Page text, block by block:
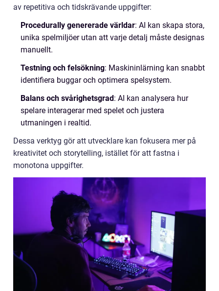
av repetitiva och tidskrävande uppgifter:
Procedurally genererade världar: AI kan skapa stora,
unika spelmiljöer utan att varje detalj måste designas
manuellt.
Testning och felsökning: Maskininlärning kan snabbt
identifiera buggar och optimera spelsystem.
Balans och svårighetsgrad: AI kan analysera hur
spelare interagerar med spelet och justera
utmaningen i realtid.
Dessa verktyg gör att utvecklare kan fokusera mer på
kreativitet och storytelling, istället för att fastna i
monotona uppgifter.